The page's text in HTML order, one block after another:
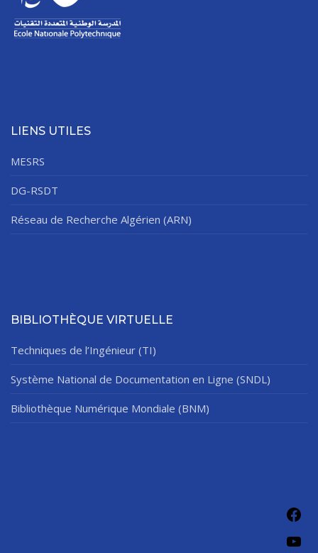
LIENS UTILES
MESRS
DG-RSDT
Réseau de Recherche Algérien (ARN)
BIBLIOTHÈQUE VIRTUELLE
Techniques de l’Ingénieur (TI)
Système National de Documentation en Ligne (SNDL)
Bibliothèque Numérique Mondiale (BNM)